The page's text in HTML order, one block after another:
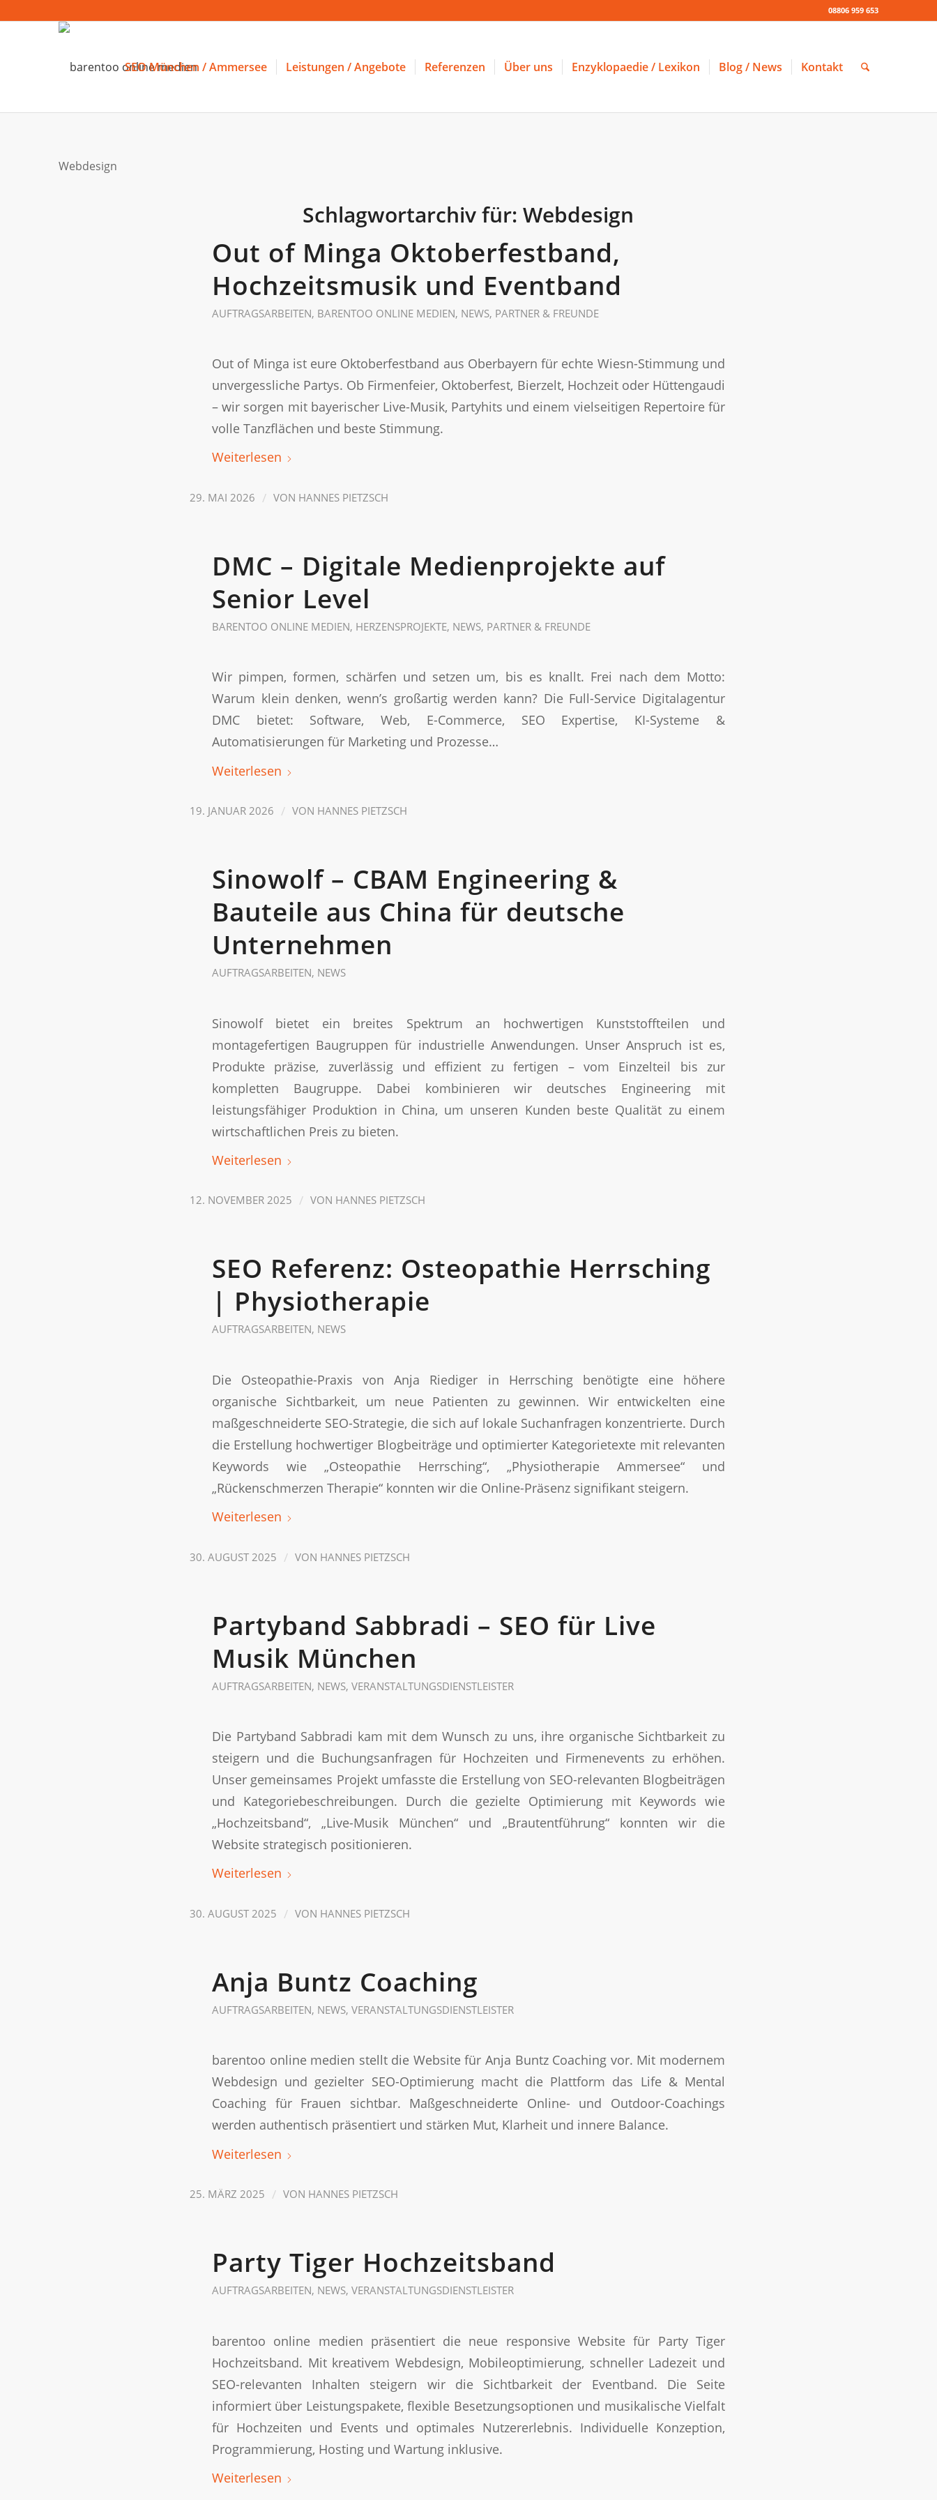
08806 959 653
SEO München / Ammersee Leistungen / Angebote Referenzen Über uns Enzyklopaedie / Lexikon Blog / News Kontakt
Webdesign
Schlagwortarchiv für:Webdesign
Out of Minga Oktoberfestband,
Hochzeitsmusik und Eventband
AUFTRAGSARBEITEN, BARENTOO ONLINE MEDIEN, NEWS, PARTNER & FREUNDE
Out of Minga ist eure Oktoberfestband aus Oberbayern für echte Wiesn-Stimmung und
unvergessliche Partys. Ob Firmenfeier, Oktoberfest, Bierzelt, Hochzeit oder Hüttengaudi
– wir sorgen mit bayerischer Live-Musik, Partyhits und einem vielseitigen Repertoire für
volle Tanzflächen und beste Stimmung.
Weiterlesen
29. MAI 2026 / VON HANNES PIETZSCH
DMC – Digitale Medienprojekte auf
Senior Level
BARENTOO ONLINE MEDIEN, HERZENSPROJEKTE, NEWS, PARTNER & FREUNDE
Wir pimpen, formen, schärfen und setzen um, bis es knallt. Frei nach dem Motto:
Warum klein denken, wenn’s großartig werden kann? Die Full-Service Digitalagentur
DMC bietet: Software, Web, E-Commerce, SEO Expertise, KI-Systeme &
Automatisierungen für Marketing und Prozesse…
Weiterlesen
19. JANUAR 2026 / VON HANNES PIETZSCH
Sinowolf – CBAM Engineering &
Bauteile aus China für deutsche
Unternehmen
AUFTRAGSARBEITEN, NEWS
Sinowolf bietet ein breites Spektrum an hochwertigen Kunststoffteilen und
montagefertigen Baugruppen für industrielle Anwendungen. Unser Anspruch ist es,
Produkte präzise, zuverlässig und effizient zu fertigen – vom Einzelteil bis zur
kompletten Baugruppe. Dabei kombinieren wir deutsches Engineering mit
leistungsfähiger Produktion in China, um unseren Kunden beste Qualität zu einem
wirtschaftlichen Preis zu bieten.
Weiterlesen
12. NOVEMBER 2025 / VON HANNES PIETZSCH
SEO Referenz: Osteopathie Herrsching
| Physiotherapie
AUFTRAGSARBEITEN, NEWS
Die Osteopathie-Praxis von Anja Riediger in Herrsching benötigte eine höhere
organische Sichtbarkeit, um neue Patienten zu gewinnen. Wir entwickelten eine
maßgeschneiderte SEO-Strategie, die sich auf lokale Suchanfragen konzentrierte. Durch
die Erstellung hochwertiger Blogbeiträge und optimierter Kategorietexte mit relevanten
Keywords wie „Osteopathie Herrsching“, „Physiotherapie Ammersee“ und
„Rückenschmerzen Therapie“ konnten wir die Online-Präsenz signifikant steigern.
Weiterlesen
30. AUGUST 2025 / VON HANNES PIETZSCH
Partyband Sabbradi – SEO für Live
Musik München
AUFTRAGSARBEITEN, NEWS, VERANSTALTUNGSDIENSTLEISTER
Die Partyband Sabbradi kam mit dem Wunsch zu uns, ihre organische Sichtbarkeit zu
steigern und die Buchungsanfragen für Hochzeiten und Firmenevents zu erhöhen.
Unser gemeinsames Projekt umfasste die Erstellung von SEO-relevanten Blogbeiträgen
und Kategoriebeschreibungen. Durch die gezielte Optimierung mit Keywords wie
„Hochzeitsband“, „Live-Musik München“ und „Brautentführung“ konnten wir die
Website strategisch positionieren.
Weiterlesen
30. AUGUST 2025 / VON HANNES PIETZSCH
Anja Buntz Coaching
AUFTRAGSARBEITEN, NEWS, VERANSTALTUNGSDIENSTLEISTER
barentoo online medien stellt die Website für Anja Buntz Coaching vor. Mit modernem
Webdesign und gezielter SEO-Optimierung macht die Plattform das Life & Mental
Coaching für Frauen sichtbar. Maßgeschneiderte Online- und Outdoor-Coachings
werden authentisch präsentiert und stärken Mut, Klarheit und innere Balance.
Weiterlesen
25. MÄRZ 2025 / VON HANNES PIETZSCH
Party Tiger Hochzeitsband
AUFTRAGSARBEITEN, NEWS, VERANSTALTUNGSDIENSTLEISTER
barentoo online medien präsentiert die neue responsive Website für Party Tiger
Hochzeitsband. Mit kreativem Webdesign, Mobileoptimierung, schneller Ladezeit und
SEO-relevanten Inhalten steigern wir die Sichtbarkeit der Eventband. Die Seite
informiert über Leistungspakete, flexible Besetzungsoptionen und musikalische Vielfalt
für Hochzeiten und Events und optimales Nutzererlebnis. Individuelle Konzeption,
Programmierung, Hosting und Wartung inklusive.
Weiterlesen